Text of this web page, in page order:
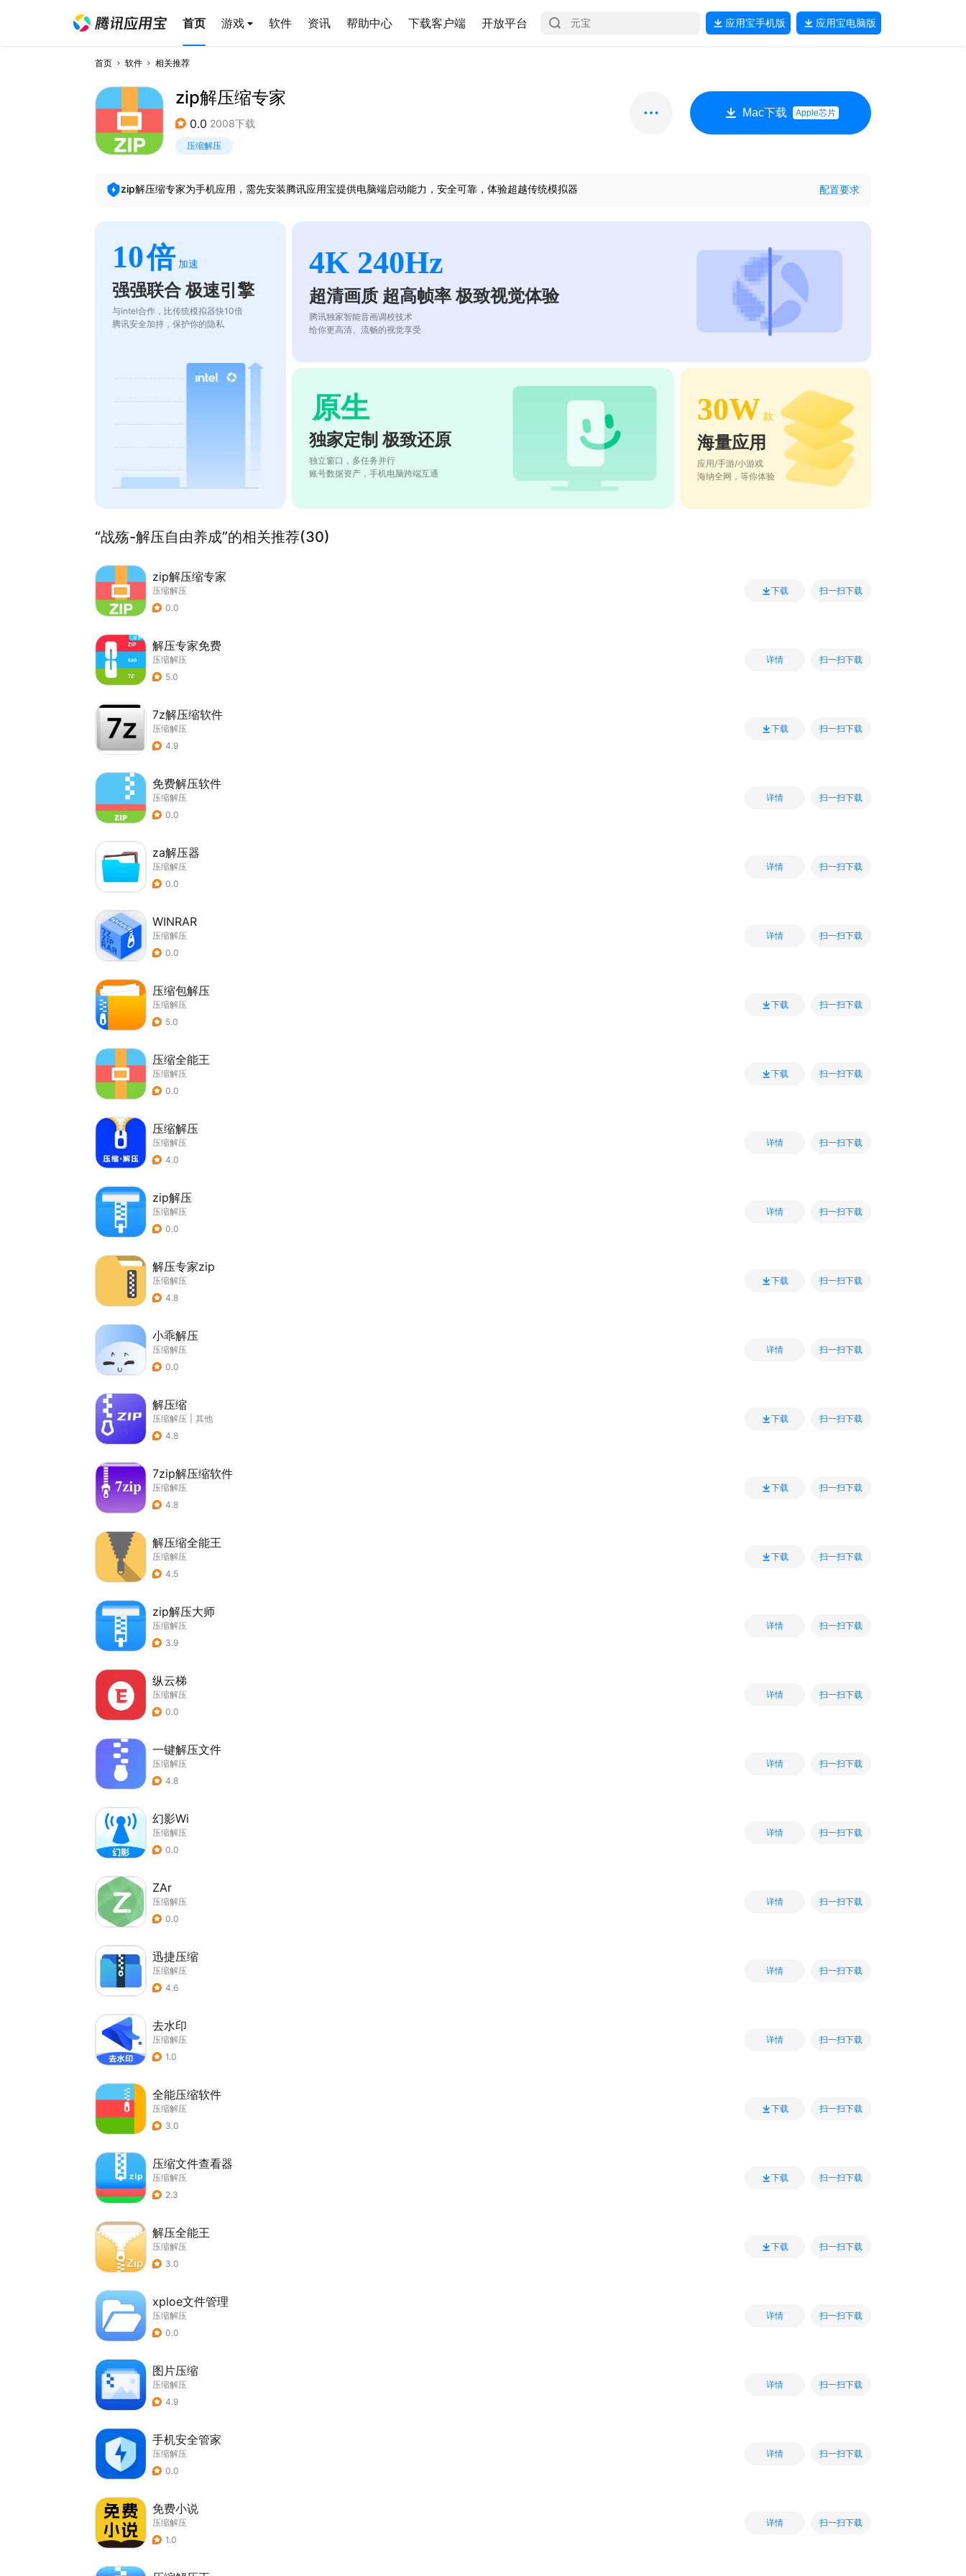
首页 游戏 软件 资讯 帮助中心 下载客户端 开放平台 应用宝手机版 应用宝电脑版
首页 软件 相关推荐
zip解压缩专家
0.0 2008下载
压缩解压
Mac下载 Apple芯片
zip解压缩专家为手机应用，需先安装腾讯应用宝提供电脑端启动能力，安全可靠，体验超越传统模拟器 配置要求
10倍 加速
强强联合 极速引擎
与intel合作，比传统模拟器快10倍
腾讯安全加持，保护你的隐私
4K 240Hz
超清画质 超高帧率 极致视觉体验
腾讯独家智能音画调校技术
给你更高清、流畅的视觉享受
原生
独家定制 极致还原
独立窗口，多任务并行
账号数据资产，手机电脑跨端互通
30W 款
海量应用
应用/手游/小游戏
海纳全网，等你体验
“战殇-解压自由养成”的相关推荐(30)
zip解压缩专家
压缩解压
0.0
下载 扫一扫下载
解压专家免费
压缩解压
5.0
详情 扫一扫下载
7z解压缩软件
压缩解压
4.9
下载 扫一扫下载
免费解压软件
压缩解压
0.0
详情 扫一扫下载
za解压器
压缩解压
0.0
详情 扫一扫下载
WINRAR
压缩解压
0.0
详情 扫一扫下载
压缩包解压
压缩解压
5.0
下载 扫一扫下载
压缩全能王
压缩解压
0.0
下载 扫一扫下载
压缩解压
压缩解压
4.0
详情 扫一扫下载
zip解压
压缩解压
0.0
详情 扫一扫下载
解压专家zip
压缩解压
4.8
下载 扫一扫下载
小乖解压
压缩解压
0.0
详情 扫一扫下载
解压缩
压缩解压
其他
4.8
下载 扫一扫下载
7zip解压缩软件
压缩解压
4.8
下载 扫一扫下载
解压缩全能王
压缩解压
4.5
下载 扫一扫下载
zip解压大师
压缩解压
3.9
详情 扫一扫下载
纵云梯
压缩解压
0.0
详情 扫一扫下载
一键解压文件
压缩解压
4.8
详情 扫一扫下载
幻影Wi
压缩解压
0.0
详情 扫一扫下载
ZAr
压缩解压
0.0
详情 扫一扫下载
迅捷压缩
压缩解压
4.6
详情 扫一扫下载
去水印
压缩解压
1.0
详情 扫一扫下载
全能压缩软件
压缩解压
3.0
下载 扫一扫下载
压缩文件查看器
压缩解压
2.3
下载 扫一扫下载
解压全能王
压缩解压
3.0
下载 扫一扫下载
xploe文件管理
压缩解压
0.0
详情 扫一扫下载
图片压缩
压缩解压
4.9
详情 扫一扫下载
手机安全管家
压缩解压
0.0
详情 扫一扫下载
免费小说
压缩解压
1.0
详情 扫一扫下载